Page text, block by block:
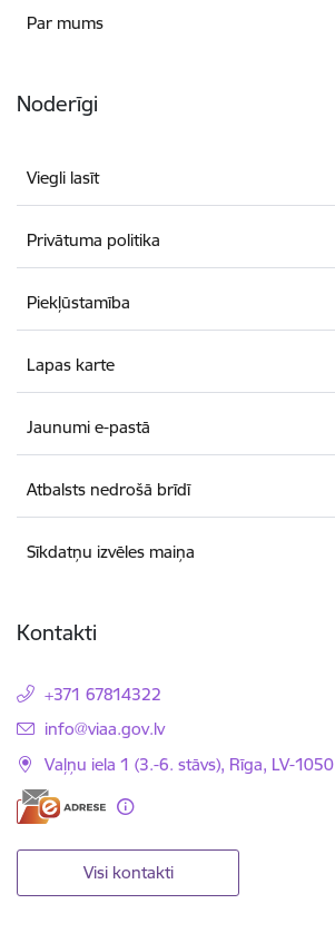
Par mums
Noderīgi
Viegli lasīt
Privātuma politika
Piekļūstamība
Lapas karte
Jaunumi e-pastā
Atbalsts nedrošā brīdī
Sīkdatņu izvēles maiņa
Kontakti
+371 67814322
E-pasts:
info@viaa.gov.lv
Vaļņu iela 1 (3.-6. stāvs), Rīga, LV-1050
Visi kontakti